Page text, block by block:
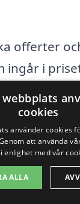
offerter
ingår i
i Frödinge.
som
pris-kzb.se
flera
webbplats
cookies
använder cookies
att använda
enlighet med vår
ALLA